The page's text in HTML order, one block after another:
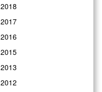
2018
2017
2016
2015
2013
2012